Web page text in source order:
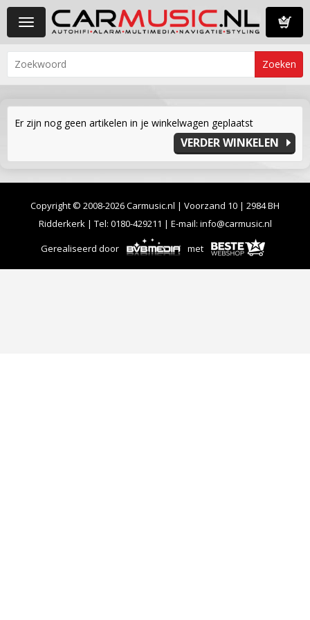
Toggle
navigation
Er zijn nog geen artikelen in je winkelwagen geplaatst
VERDER WINKELEN
Copyright © 2008-2026 Carmusic.nl | Voorzand 10 | 2984 BH
Ridderkerk | Tel: 0180-429211 | E-mail: info@carmusic.nl
Gerealiseerd door
met